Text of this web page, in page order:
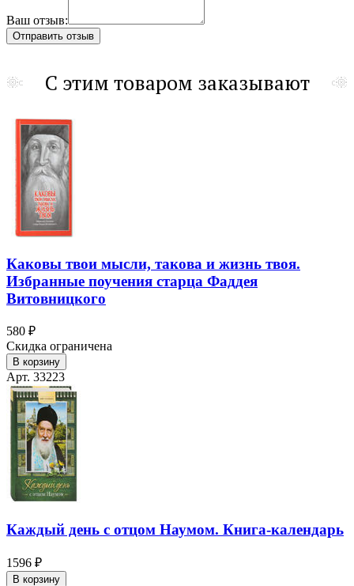
Ваш отзыв:
С этим товаром заказывают
Каковы твои мысли, такова и жизнь твоя.
Избранные поучения старца Фаддея
Витовницкого
580 ₽
Скидка ограничена
В корзину
Арт. 33223
Каждый день с отцом Наумом. Книга-календарь
1596 ₽
В корзину